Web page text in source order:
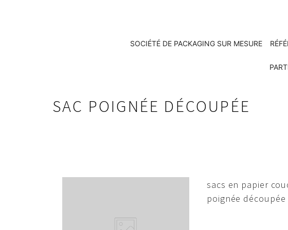
SOCIÉTÉ DE PACKAGING SUR MESURE
SAC POIGNÉE DÉCOUPÉE
sacs en papier
poignée